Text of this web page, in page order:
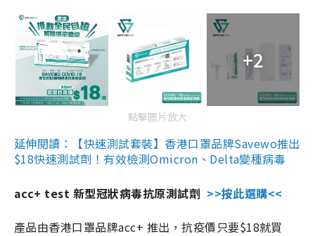
+2
點擊圖片放大
延伸閱讀：【快速測試套裝】香港口罩品牌Savewo推出
$18快速測試劑！有效檢測Omicron、Delta變種病毒
acc+ test 新型冠狀病毒抗原測試劑 >>按此選購<<
產品由香港口罩品牌acc+ 推出，抗疫價只要$18就買